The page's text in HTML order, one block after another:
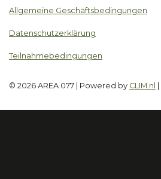
Allgemeine Geschäftsbedingungen
Datenschutzerklärung
Teilnahmebedingungen
© 2026 AREA 077 | Powered by CLIM.nl